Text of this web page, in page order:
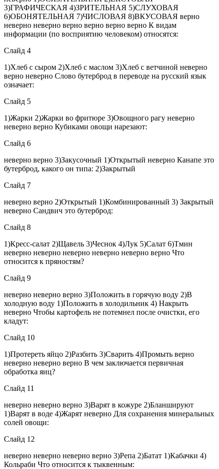
3)ГРАФИЧЕСКАЯ 4)ЗРИТЕЛЬНАЯ 5)СЛУХОВАЯ
6)ОБОНЯТЕЛЬНАЯ 7)ЧИСЛОВАЯ 8)ВКУСОВАЯ верно
неверно неверно верно верно верно верно К видам
информации (по восприятию человеком) относятся:
Слайд 4
1)Хлеб с сыром 2)Хлеб с маслом 3)Хлеб с ветчиной неверно
верно неверно Слово бутерброд в переводе на русский язык
означает:
Слайд 5
1)Жарки 2)Жарки во фритюре 3)Овощного рагу неверно
неверно верно Кубиками овощи нарезают:
Слайд 6
неверно верно 3)Закусочный 1)Открытый неверно Канапе это
бутерброд, какого он типа: 2)Закрытый
Слайд 7
неверно верно 2)Открытый 1)Комбинированный 3) Закрытый
неверно Сандвич это бутерброд:
Слайд 8
1)Кресс-салат 2)Щавель 3)Чеснок 4)Лук 5)Салат 6)Тмин
неверно неверно неверно неверно неверно верно Что
относится к пряностям?
Слайд 9
неверно неверно верно 3)Положить в горячую воду 2)В
холодную воду 1)Положить в холодильник 4) Накрыть
неверно Чтобы картофель не потемнел после очистки, его
кладут:
Слайд 10
1)Протереть яйцо 2)Разбить 3)Сварить 4)Промыть верно
неверно неверно верно В чем заключается первичная
обработка яиц?
Слайд 11
неверно неверно верно 3)Варят в кожуре 2)Бланшируют
1)Варят в воде 4)Жарят неверно Для сохранения минеральных
солей овощи:
Слайд 12
неверно неверно неверно верно 3)Репа 2)Батат 1)Кабачки 4)
Кольраби Что относится к тыквенным: